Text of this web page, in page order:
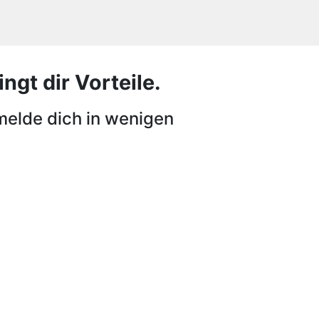
dir Vorteile.
dich in wenigen